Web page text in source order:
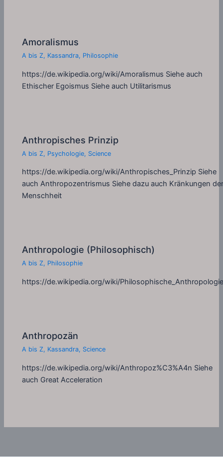
Amoralismus
A bis Z, Kassandra, Philosophie
https://de.wikipedia.org/wiki/Amoralismus Siehe auch
Ethischer Egoismus Siehe auch Utilitarismus
Anthropisches Prinzip
A bis Z, Psychologie, Science
https://de.wikipedia.org/wiki/Anthropisches_Prinzip Siehe
auch Anthropozentrismus Siehe dazu auch Kränkungen
Menschheit
Anthropologie (Philosophisch)
A bis Z, Philosophie
https://de.wikipedia.org/wiki/
Anthropozän
A bis Z, Kassandra, Science
https://de.wikipedia.org/wiki/Anthropoz%C3%A4n Siehe
auch Great Acceleration